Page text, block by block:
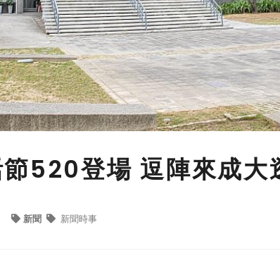
520登場 逗陣來成大
新聞 新聞時事